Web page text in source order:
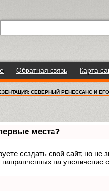
Обратная связь Карта
СЕВЕРНЫЙ РЕНЕССАНС И
места?
создать свой сайт, но не
на увеличение